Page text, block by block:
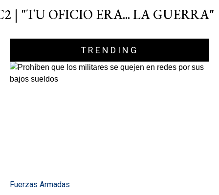
| "TU OFICIO ERA... LA GUERRA"
TRENDING
Fuerzas Armadas